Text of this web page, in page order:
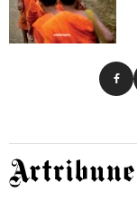
Artribune